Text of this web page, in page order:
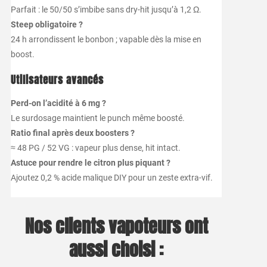
Parfait : le 50/50 s’imbibe sans dry-hit jusqu’à 1,2 Ω.
Steep obligatoire ?
24 h arrondissent le bonbon ; vapable dès la mise en
boost.
Utilisateurs avancés
Perd-on l’acidité à 6 mg ?
Le surdosage maintient le punch même boosté.
Ratio final après deux boosters ?
≈ 48 PG / 52 VG : vapeur plus dense, hit intact.
Astuce pour rendre le citron plus piquant ?
Ajoutez 0,2 % acide malique DIY pour un zeste extra-vif.
Nos clients vapoteurs ont
aussi choisi :